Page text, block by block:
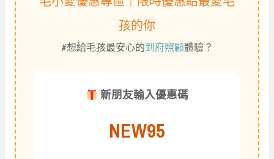
孩的你
#想給毛孩最安心的到府照顧體驗？
新朋友輸入優惠碼
NEW95